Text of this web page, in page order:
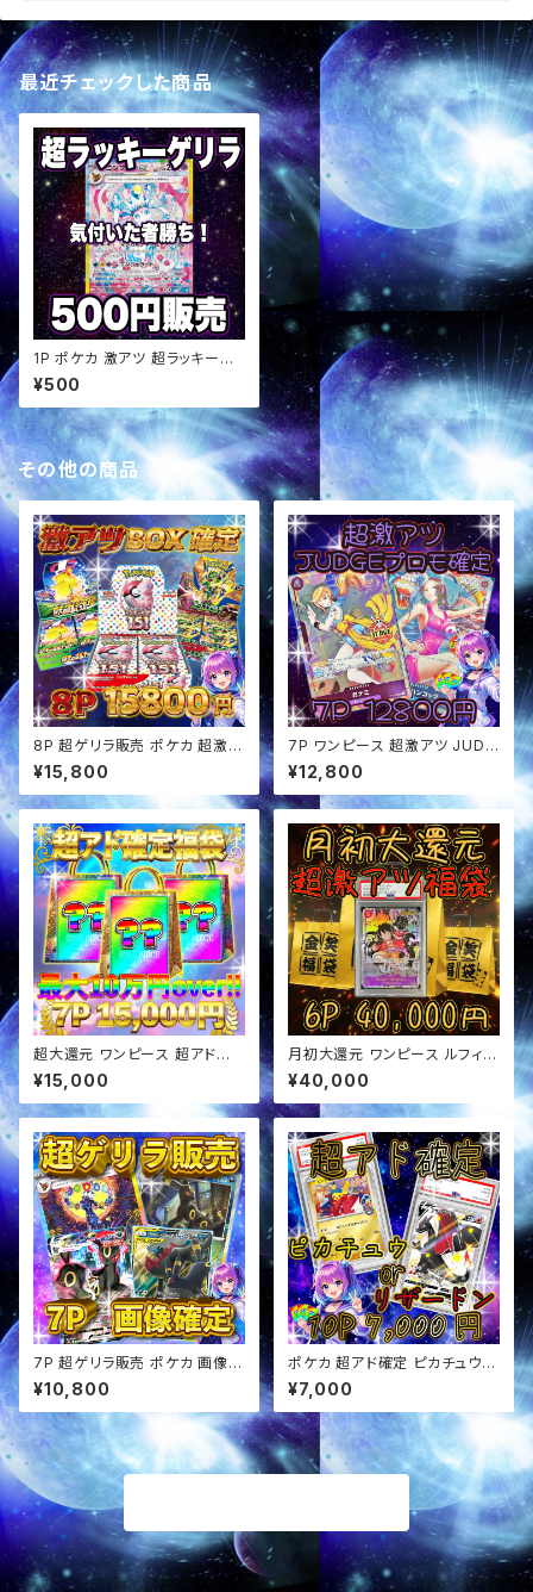
最近チェックした商品
1P ポケカ 激アツ 超ラッキーゲ
リラ パック オリパ
¥500
その他の商品
8P 超ゲリラ販売 ポケカ 超激ア
ツ BOX確定 オリパ
¥15,800
7P ワンピース 超激アツ JUDG
Eプロモ確定 オリパ
¥12,800
超大還元 ワンピース 超アド確
定福袋 オリパ
¥15,000
月初大還元 ワンピース ルフィ確
定 超アド確定福袋 オリパ
¥40,000
7P 超ゲリラ販売 ポケカ 画像確
定 オリパ
¥10,800
ポケカ 超アド確定 ピカチュウor
リザードン確定 オリパ
¥7,000